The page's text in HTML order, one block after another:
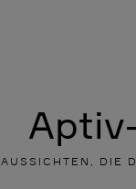
AUSSICHTEN, DIE